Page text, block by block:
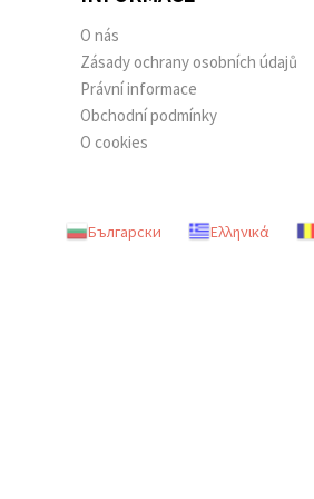
O nás
Zásady ochrany osobních údajů
Právní informace
Obchodní podmínky
O cookies
Български Ελληνικά